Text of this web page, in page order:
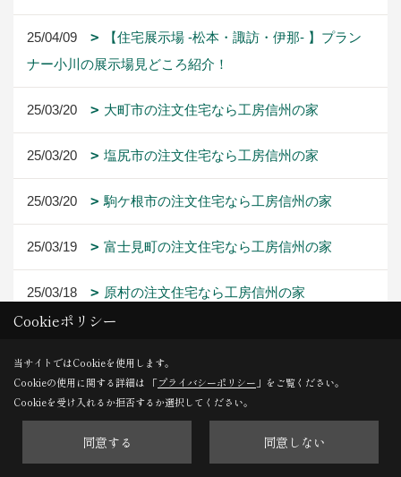
25/04/09
【住宅展示場 -松本・諏訪・伊那- 】プラン
ナー小川の展示場見どころ紹介！
25/03/20 大町市の注文住宅なら工房信州の家
25/03/20 塩尻市の注文住宅なら工房信州の家
25/03/20 駒ケ根市の注文住宅なら工房信州の家
25/03/19 富士見町の注文住宅なら工房信州の家
25/03/18 原村の注文住宅なら工房信州の家
1ページ （全28ページ中）
Cookieポリシー
当サイトではCookieを使用します。
Cookieの使用に関する詳細は 「プライバシーポリシー 」をご覧ください。
Cookieを受け入れるか拒否するか選択してください。
同意する 同意しない